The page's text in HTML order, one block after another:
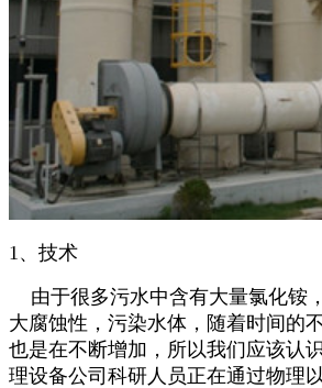
1、技术
由于很多污水中含有大量氯化铵
大腐蚀性，污染水体，随着时间的
也是在不断增加，所以我们应该认
理设备公司科研人员正在通过物理